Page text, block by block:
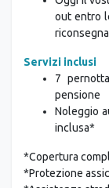
out entro
7
pensione
Noleggio
inclusa*
*Protezione
*Assistenza